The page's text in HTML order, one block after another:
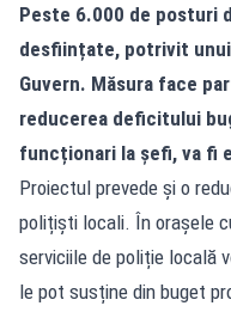
Peste 6.000 de posturi
desființate, potrivit
Guvern. Măsura face
reducerea deficitului
funcționari la șefi, va fi
Proiectul prevede și o
polițiști locali. În orașele
serviciile de poliție locală
le pot susține din buget